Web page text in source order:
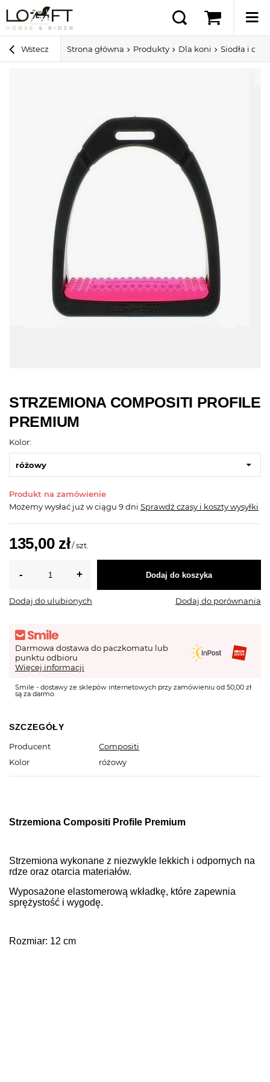
Wstecz Strona główna Produkty Dla koni Siodła i
STRZEMIONA COMPOSITI PROFILE
PREMIUM
Kolor:
różowy
Produkt na zamówienie
Możemy wysłać już w ciągu 9 dni Sprawdź czasy i koszty wysyłki
135,00 zł/szt.
Dodaj do koszyka
Dodaj do ulubionych Dodaj do porównania
Darmowa dostawa do paczkomatu lub
punktu odbioru
Więcej informacji
Smile - dostawy ze sklepów internetowych przy zamówieniu od 50,00 zł
są za darmo
SZCZEGÓŁY
Producent
Compositi
Kolor
różowy
Strzemiona Compositi Profile Premium
Strzemiona wykonane z niezwykle lekkich i odpornych na
rdze oraz otarcia materiałów.
Wyposażone elastomerową wkładkę, które zapewnia
sprężystość i wygodę.
Rozmiar: 12 cm